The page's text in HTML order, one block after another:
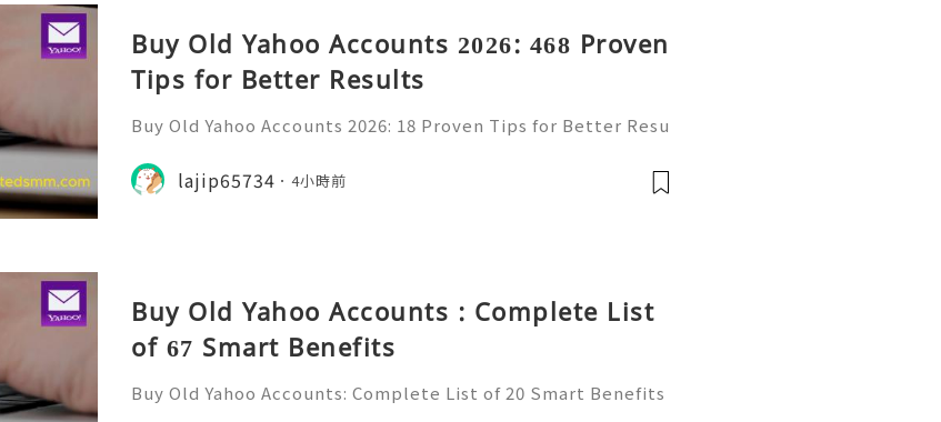
Buy Old Yahoo Accounts 2026: 468 Proven
Tips for Better Results
Buy Old Yahoo Accounts 2026: 18 Proven Tips for Better Resu
messages, professional communication, freelancing, online
projects, subscriptio
lajip65734 4小時前
Buy Old Yahoo Accounts : Complete List
of 67 Smart Benefits
Buy Old Yahoo Accounts: Complete List of 20 Smart Benefits